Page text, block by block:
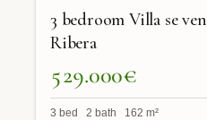
3 bedroom Villa se
Ribera
529.000€
3 bed 2 bath 162 m²